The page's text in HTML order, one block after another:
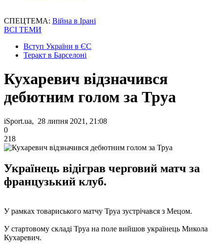
СПЕЦТЕМА: Війна в Ірані
ВСІ ТЕМИ
Вступ України в ЄС
Теракт в Барселоні
Кухаревич відзначився
дебютним голом за Труа
iSport.ua, 28 липня 2021, 21:08
0
218
Українець відіграв черговий матч за
французький клуб.
У рамках товариського матчу Труа зустрічався з Мецом.
У стартовому складі Труа на поле вийшов українець Микола
Кухаревич.